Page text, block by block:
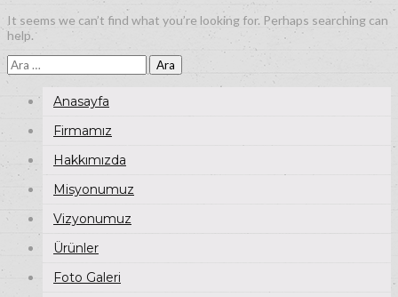
It seems we can’t find what you’re looking for. Perhaps searching can
help.
Arama:
Anasayfa
Firmamız
Hakkımızda
Misyonumuz
Vizyonumuz
Ürünler
Foto Galeri